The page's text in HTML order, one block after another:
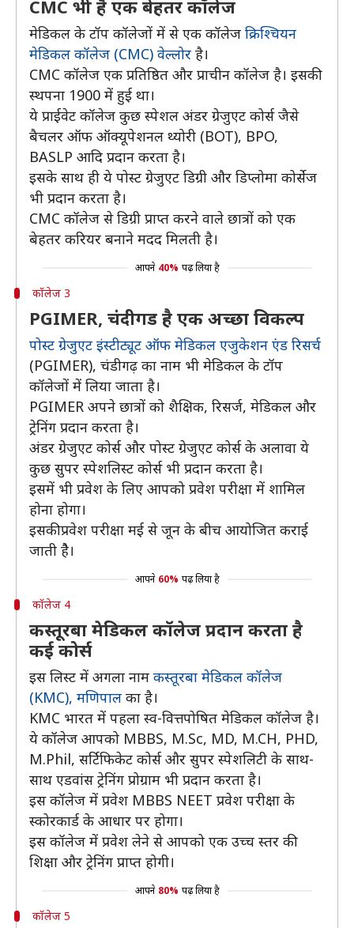
CMC भी है एक बेहतर कॉलेज
मेडिकल के टॉप कॉलेजों में से एक कॉलेज क्रिश्चियन
मेडिकल कॉलेज (CMC) वेल्लोर है।
CMC कॉलेज एक प्रतिष्ठित और प्राचीन कॉलेज है। इसकी
स्थपना 1900 में हुई था।
ये प्राईवेट कॉलेज कुछ स्पेशल अंडर ग्रेजुएट कोर्स जैसे
बैचलर ऑफ ऑक्यूपेशनल थ्योरी (BOT), BPO,
BASLP आदि प्रदान करता है।
इसके साथ ही ये पोस्ट ग्रेजुएट डिग्री और डिप्लोमा कोर्सेज
भी प्रदान करता है।
CMC कॉलेज से डिग्री प्राप्त करने वाले छात्रों को एक
बेहतर करियर बनाने मदद मिलती है।
आपने 40% पढ़ लिया है
कॉलेज 3
PGIMER, चंदीगड है एक अच्छा विकल्प
पोस्ट ग्रेजुएट इंस्टीट्यूट ऑफ मेडिकल एजुकेशन एंड रिसर्च
(PGIMER), चंडीगढ़ का नाम भी मेडिकल के टॉप
कॉलेजों में लिया जाता है।
PGIMER अपने छात्रों को शैक्षिक, रिसर्ज, मेडिकल और
ट्रेनिंग प्रदान करता है।
अंडर ग्रेजुएट कोर्स और पोस्ट ग्रेजुएट कोर्स के अलावा ये
कुछ सुपर स्पेशलिस्ट कोर्स भी प्रदान करता है।
इसमें भी प्रवेश के लिए आपको प्रवेश परीक्षा में शामिल
होना होगा।
इसकी प्रवेश परीक्षा मई से जून के बीच आयोजित कराई
जाती हैै।
आपने 60% पढ़ लिया है
कॉलेज 4
कस्तूरबा मेडिकल कॉलेज प्रदान करता है
कई कोर्स
इस लिस्ट में अगला नाम कस्तूरबा मेडिकल कॉलेज
(KMC), मणिपाल का है।
KMC भारत में पहला स्व-वित्तपोषित मेडिकल कॉलेज है।
ये कॉलेज आपको MBBS, M.Sc, MD, M.CH, PHD,
M.Phil, सर्टिफिकेट कोर्स और सुपर स्पेशलिटी के साथ-
साथ एडवांस ट्रेनिंग प्रोग्राम भी प्रदान करता है।
इस कॉलेज में प्रवेश MBBS NEET प्रवेश परीक्षा के
स्कोरकार्ड के आधार पर होगा।
इस कॉलेज में प्रवेश लेने से आपको एक उच्च स्तर की
शिक्षा और ट्रेनिंग प्राप्त होगी।
आपने 80% पढ़ लिया है
कॉलेज 5